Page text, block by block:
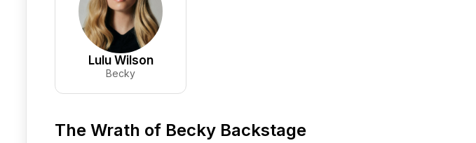
Lulu Wilson
Becky
The Wrath of Becky Backstage